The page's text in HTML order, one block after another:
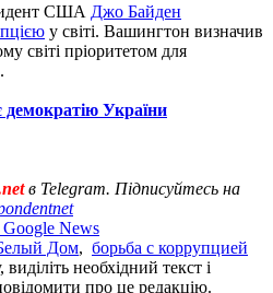
США Джо Байден
у світі. Вашингтон визначив
світі пріоритетом для
демократію України
в Telegram. Підписуйтесь на
News
Дом, борьба с коррупцией
необхідний текст і
про це редакцію.